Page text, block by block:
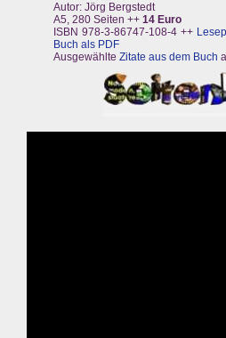
Autor: Jörg Bergstedt
A5, 280 Seiten ++ 14 Euro
ISBN 978-3-86747-108-4 ++
Buch als PDF
Ausgewählte Zitate aus dem Buch